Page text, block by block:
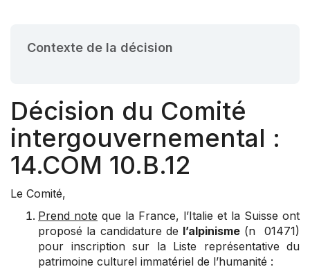
Contexte de la décision
Décision du Comité
intergouvernemental :
14.COM 10.B.12
Le Comité,
Prend note que la France, l’Italie et la Suisse ont
proposé la candidature de l’alpinisme (n 01471)
pour inscription sur la Liste représentative du
patrimoine culturel immatériel de l’humanité :